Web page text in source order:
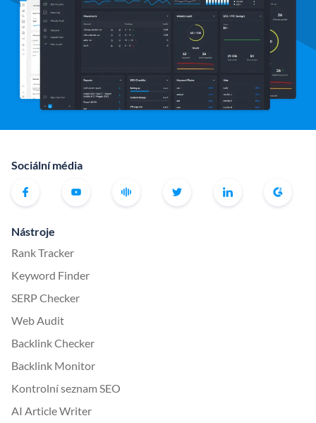
Sociální média
Nástroje
Rank Tracker
Keyword Finder
SERP Checker
Web Audit
Backlink Checker
Backlink Monitor
Kontrolní seznam SEO
AI Article Writer